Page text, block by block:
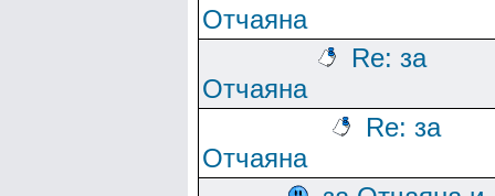
Отчаяна
Re: за
Отчаяна
Re: за
Отчаяна